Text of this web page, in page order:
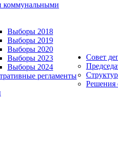
коммунальными
Выборы 2018
Выборы 2019
Выборы 2020
Выборы 2023
Выборы 2024
регламенты
Совет
Решения